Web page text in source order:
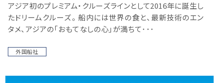
アジア初のプレミアム・クルーズラインとして2016年に誕生し
たドリームクルーズ。 船内には世界の食と、最新技術のエン
タメ、アジアの「おもてなしの心」が満ちて･･･
外国船社